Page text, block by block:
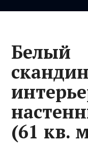
Белый
(61 кв.